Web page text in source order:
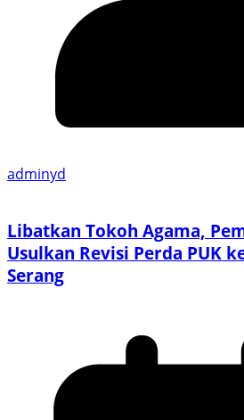
adminyd
Libatkan Tokoh Agama,
Usulkan Revisi Perda PUK
Serang